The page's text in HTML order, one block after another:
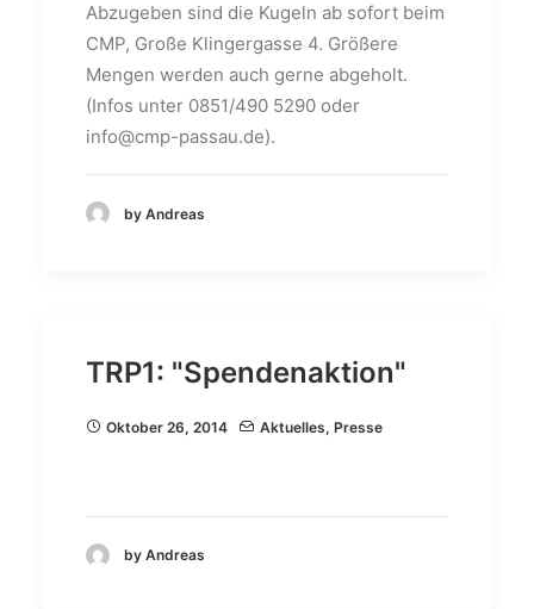
Abzugeben sind die Kugeln ab sofort beim
CMP, Große Klingergasse 4. Größere
Mengen werden auch gerne abgeholt.
(Infos unter 0851/490 5290 oder
info@cmp-passau.de).
by Andreas
TRP1: "Spendenaktion"
Oktober 26, 2014 Aktuelles, Presse
by Andreas